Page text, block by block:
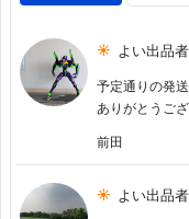
よい出品
予定通りの発
ありがとうご
前田
よい出品